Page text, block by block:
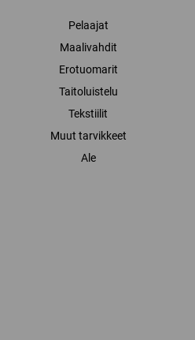
Pelaajat
Maalivahdit
Erotuomarit
Taitoluistelu
Tekstiilit
Muut tarvikkeet
Ale